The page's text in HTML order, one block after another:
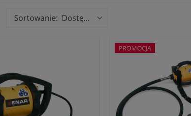
Sortowanie: Dostępne
PROMOCJA